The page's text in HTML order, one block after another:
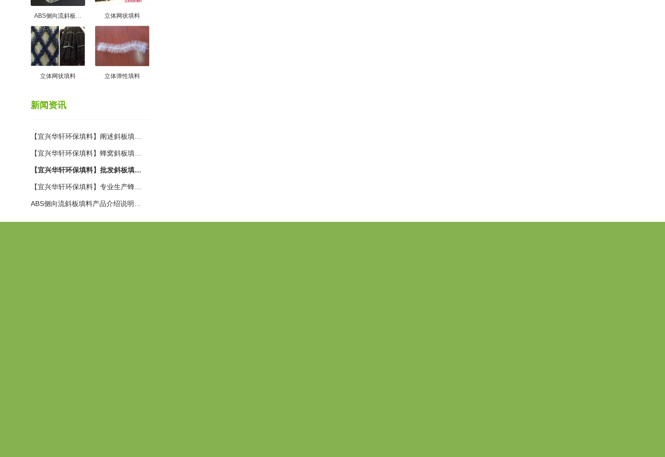
ABS侧向流斜板… 立体网状填料
立体网状填料 立体弹性填料
新闻资讯
【宜兴华轩环保填料】阐述斜板填…
【宜兴华轩环保填料】蜂窝斜板填…
【宜兴华轩环保填料】批发斜板填…
【宜兴华轩环保填料】专业生产蜂…
ABS侧向流斜板填料产品介绍说明…